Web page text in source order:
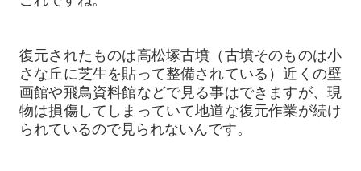
復元されたものは高松塚古墳（古墳そのものは小
さな丘に芝生を貼って整備されている）近くの壁
画館や飛鳥資料館などで見る事はできますが、現
物は損傷してしまっていて地道な復元作業が続け
られているので見られないんです。